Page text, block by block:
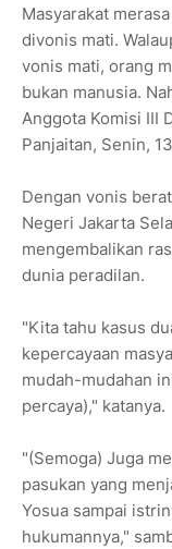
Masyarakat
divonis mati.
vonis mati, orang
bukan manusia.
Anggota Komisi III
Panjaitan, Senin,
Dengan vonis
Negeri Jakarta
mengembalikan
dunia peradilan.
"Kita tahu kasus
kepercayaan
mudah-mudahan
percaya)," katanya.
"(Semoga) Juga
pasukan yang
Yosua sampai
hukumannya,"